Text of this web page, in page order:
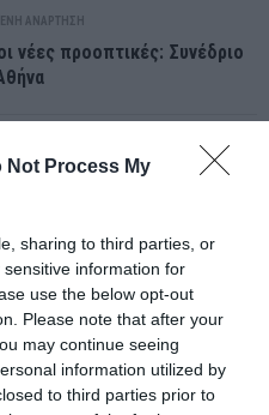
Not Process My
sharing to third parties, or
information for
use the below opt-out
Please note that after your
may continue seeing
information utilized by
to third parties prior to
ΑΝΆΡΤΗΣΗ
νέες προοπτικές: Συνέδριο
με τη χρεοκοπία;